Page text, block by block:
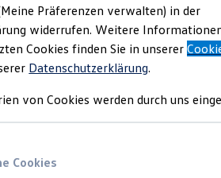
Fahrzeuge
und Gebrauchtwagen
Präferenzen verwalten) in der
widerrufen. Weitere
Cookies finden Sie in unserer
Datenschutzerklärung.
von Cookies werden durch uns
Cookies